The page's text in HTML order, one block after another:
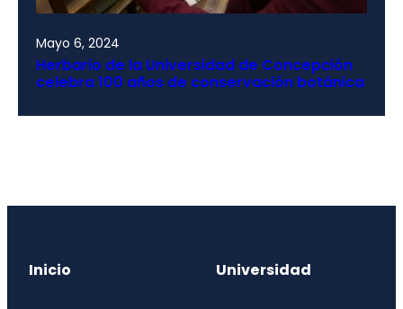
Mayo 6, 2024
Herbario de la Universidad de Concepción
celebra 100 años de conservación botánica
Inicio Universidad